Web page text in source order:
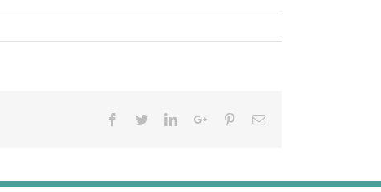
Facebook
TwitterLinkedInGoogle+PinterestEmail